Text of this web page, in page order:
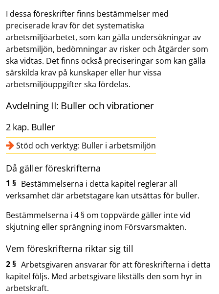
I dessa föreskrifter finns bestämmelser med
preciserade krav för det systematiska
arbetsmiljöarbetet, som kan gälla undersökningar av
arbetsmiljön, bedömningar av risker och åtgärder som
ska vidtas. Det finns också preciseringar som kan gälla
särskilda krav på kunskaper eller hur vissa
arbetsmiljöuppgifter ska fördelas.
Avdelning II: Buller och vibrationer
2 kap. Buller
Stöd och verktyg: Buller i arbetsmiljön
Då gäller föreskrifterna
1 § Bestämmelserna i detta kapitel reglerar all
verksamhet där arbetstagare kan utsättas för buller.
Bestämmelserna i 4 § om toppvärde gäller inte vid
skjutning eller sprängning inom Försvarsmakten.
Vem föreskrifterna riktar sig till
2 § Arbetsgivaren ansvarar för att föreskrifterna i detta
kapitel följs. Med arbetsgivare likställs den som hyr in
arbetskraft.